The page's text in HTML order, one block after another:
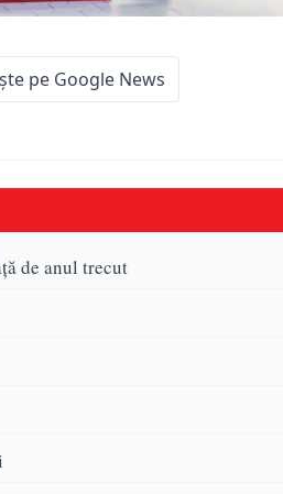
pe Google News
de anul trecut